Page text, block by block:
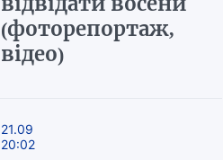
(фоторепортаж,
відео)
21.09
20:02